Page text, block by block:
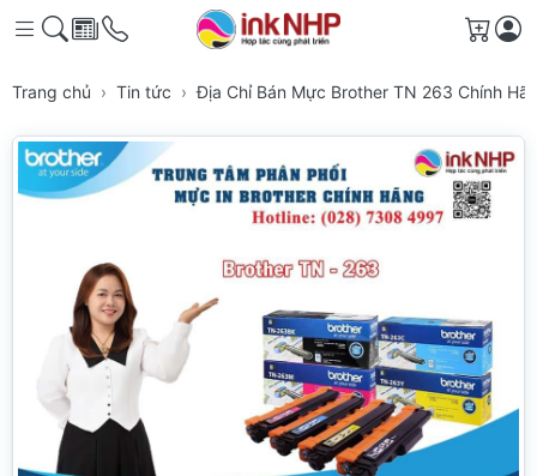
Giỏ
Trang chủ Tin tức Địa Chỉ Bán Mực Brother TN 263 Chính